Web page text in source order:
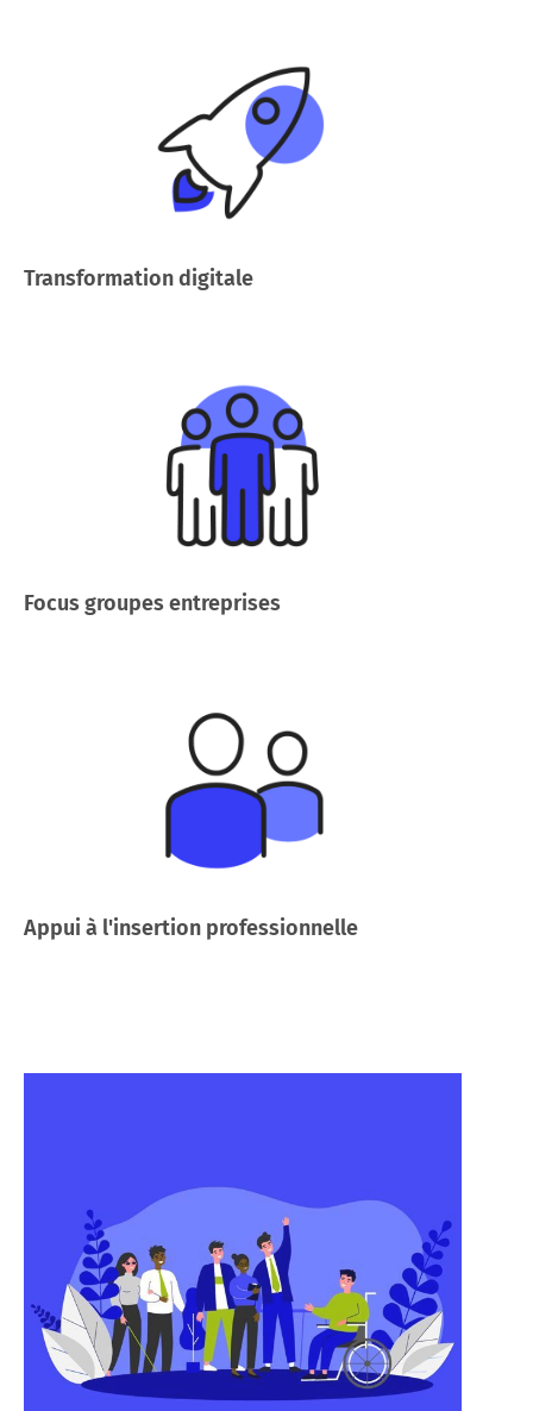
Transformation digitale
Focus groupes entreprises
Appui à l'insertion professionnelle